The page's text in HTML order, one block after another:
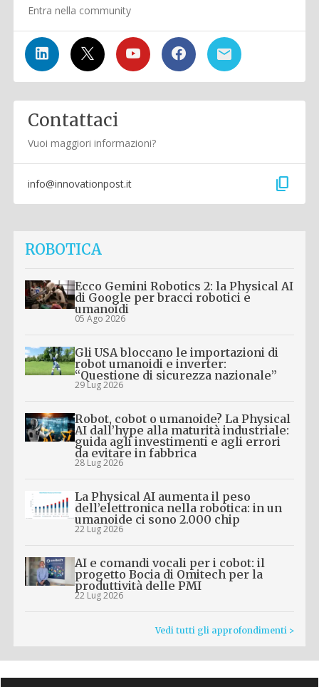
Entra nella community
Contattaci
Vuoi maggiori informazioni?
info@innovationpost.it content_copy
ROBOTICA
Ecco Gemini Robotics 2: la Physical AI
di Google per bracci robotici e
umanoidi
05 Ago 2026
Gli USA bloccano le importazioni di
robot umanoidi e inverter:
“Questione di sicurezza nazionale”
29 Lug 2026
Robot, cobot o umanoide? La Physical
AI dall’hype alla maturità industriale:
guida agli investimenti e agli errori
da evitare in fabbrica
28 Lug 2026
La Physical AI aumenta il peso
dell’elettronica nella robotica: in un
umanoide ci sono 2.000 chip
22 Lug 2026
AI e comandi vocali per i cobot: il
progetto Bocia di Omitech per la
produttività delle PMI
22 Lug 2026
Vedi tutti gli approfondimenti >